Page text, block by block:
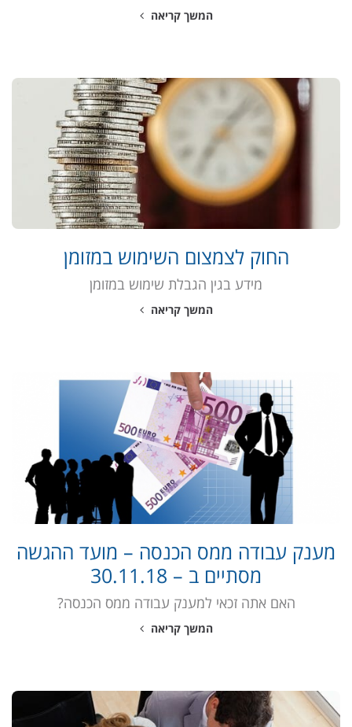
המשך קריאה
החוק לצמצום השימוש במזומן
מידע בגין הגבלת שימוש במזומן
המשך קריאה
מענק עבודה ממס הכנסה – מועד ההגשה
מסתיים ב – 30.11.18
האם אתה זכאי למענק עבודה ממס הכנסה?
המשך קריאה